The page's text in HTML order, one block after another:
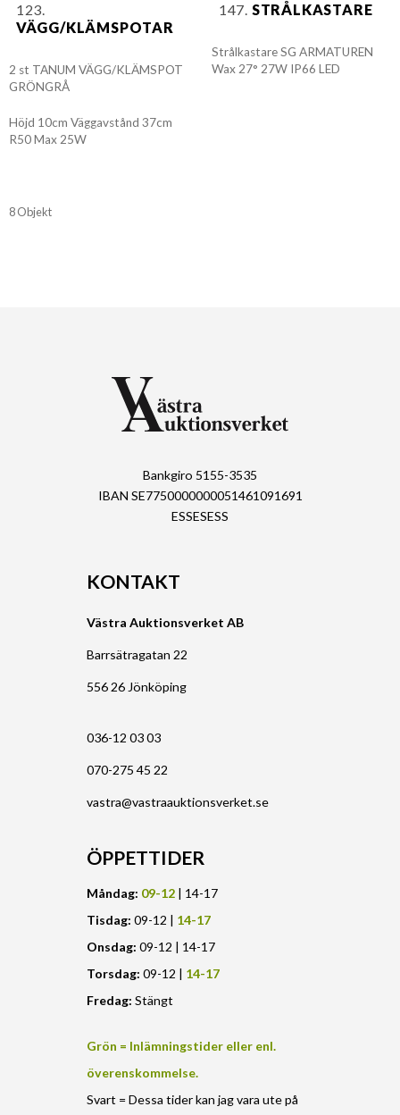
123.
VÄGG/KLÄMSPOTAR
2 st TANUM VÄGG/KLÄMSPOT
GRÖNGRÅ
Höjd 10cm Väggavstånd 37cm
R50 Max 25W
147. STRÅLKASTARE
Strålkastare SG ARMATUREN
Wax 27° 27W IP66 LED
8 Objekt
Bankgiro 5155-3535
IBAN SE7750000000051461091691
ESSESESS
KONTAKT
Västra Auktionsverket AB
Barrsätragatan 22
556 26 Jönköping
036-12 03 03
070-275 45 22
vastra@vastraauktionsverket.se
ÖPPETTIDER
Måndag: 09-12 | 14-17
Tisdag: 09-12 | 14-17
Onsdag: 09-12 | 14-17
Torsdag: 09-12 | 14-17
Fredag: Stängt
Grön = Inlämningstider eller enl.
överenskommelse.
Svart = Dessa tider kan jag vara ute på